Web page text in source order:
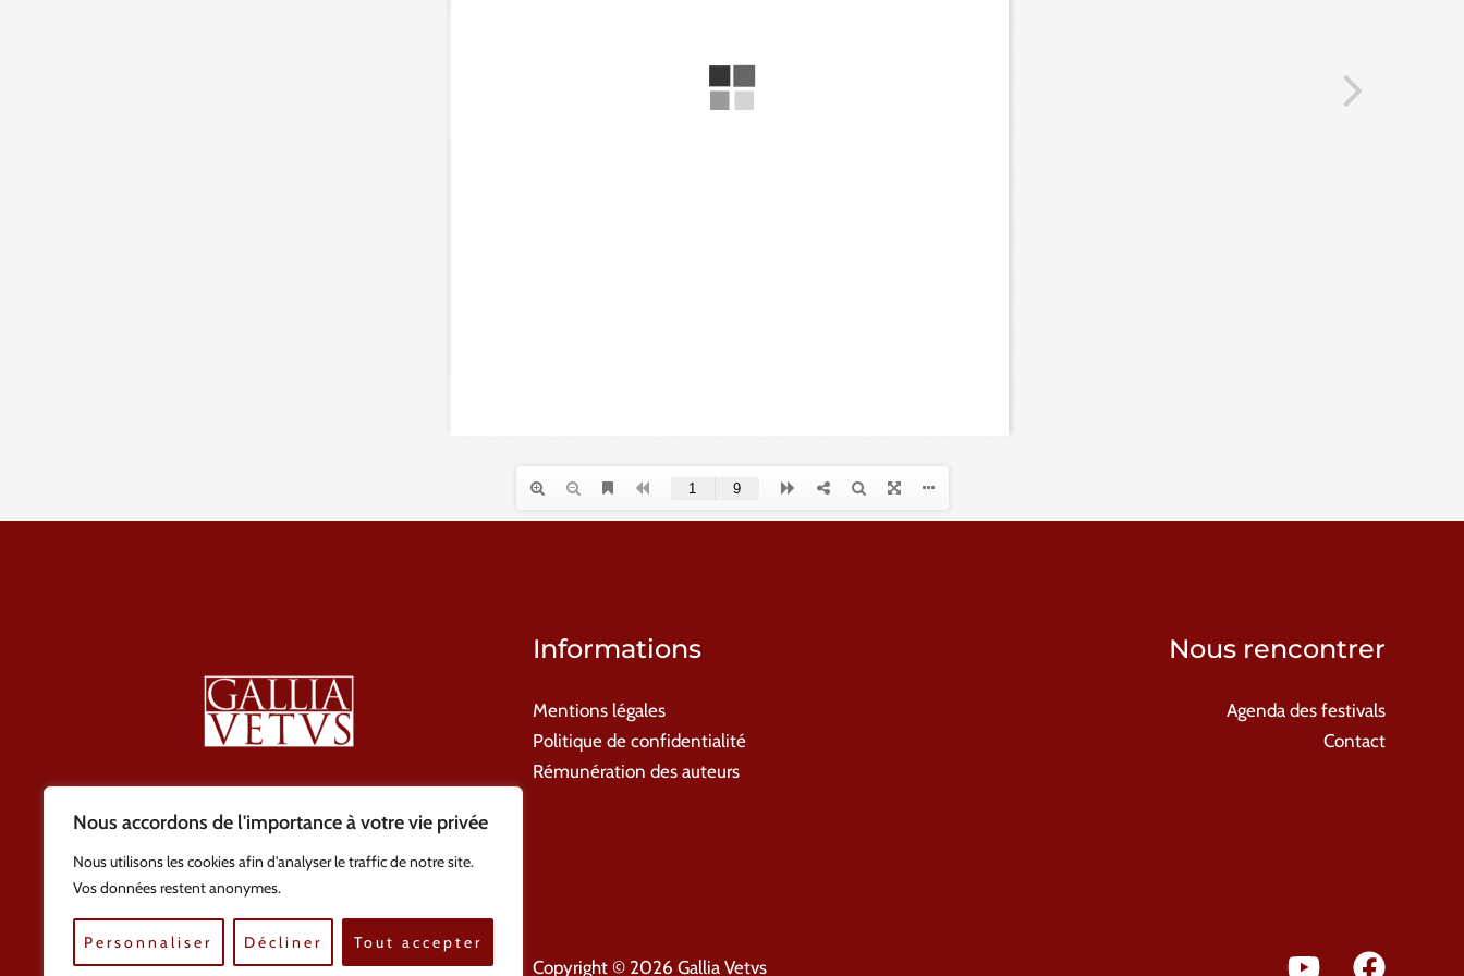
Nous accordons de l'importance à votre vie privée
Nous utilisons les cookies afin d'analyser le traffic de notre site.
Vos données restent anonymes.
Personnaliser Décliner Tout accepter
Informations
Mentions légales
Politique de confidentialité
Rémunération des auteurs
Nous rencontrer
Agenda des festivals
Contact
Copyright © 2026 Gallia Vetvs